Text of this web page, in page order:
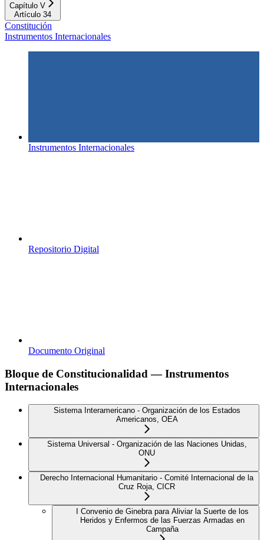
Capítulo V
Artículo 34
Constitución
Instrumentos Internacionales
Instrumentos Internacionales
Repositorio Digital
Documento Original
Bloque de Constitucionalidad — Instrumentos
Internacionales
Sistema Interamericano - Organización de los Estados
Americanos, OEA
Sistema Universal - Organización de las Naciones Unidas,
ONU
Derecho Internacional Humanitario - Comité Internacional de la
Cruz Roja, CICR
I Convenio de Ginebra para Aliviar la Suerte de los
Heridos y Enfermos de las Fuerzas Armadas en
Campaña